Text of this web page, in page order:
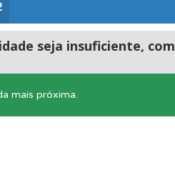
responder.
seja insuficiente,
mais próxima.